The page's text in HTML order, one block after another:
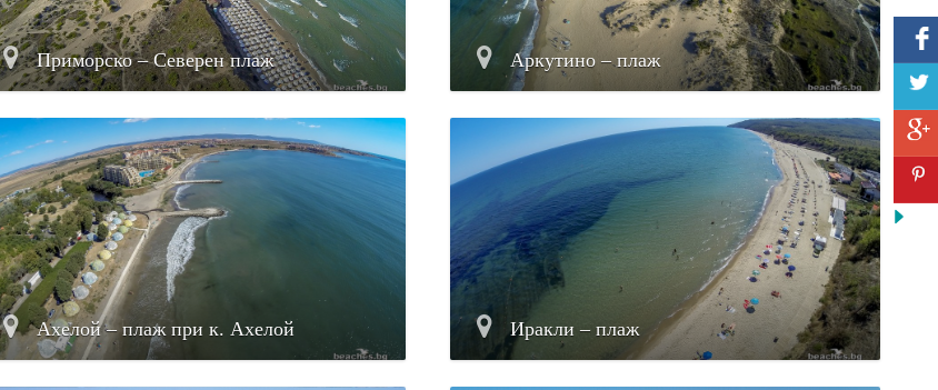
Приморско – Северен плаж Аркутино – плаж
Ахелой – плаж при к. Ахелой Иракли – плаж